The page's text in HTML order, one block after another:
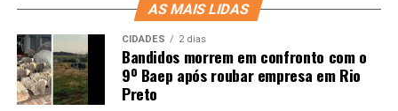
AS MAIS LIDAS
CIDADES 2 dias
Bandidos morrem em confronto com o
9º Baep após roubar empresa em Rio
Preto